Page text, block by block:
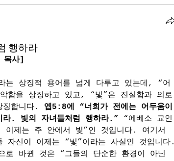
행하라
목사]
는 상징적 용어를 넓게 다루고 있는데, “어
함을 상징하고 있고, “빛”은 진실함과 의로
징합니다. 엡5:8에 “너희가 전에는 어두움이
라. 빛의 자녀들처럼 행하라.” “에베소 교인
이제는 주 안에서 빛”인 것입니다. 여기서
자신이 이제는 “빛”이라는 사실인 것입니다.
로 바뀐 것은 “그들의 단순한 환경이 아닌